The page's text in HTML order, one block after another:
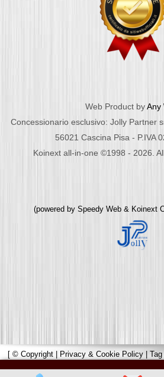
Web Product byAny
Concessionario esclusivo: Jolly Partner
56021 Cascina Pisa - P.IVA
Koinext all-in-one ©1998 - 2026.
(powered by Speedy Web & Koinext
[ © Copyright | Privacy & Cookie Policy | Tag
Pisapowered byPisa Online|Hotels Web|